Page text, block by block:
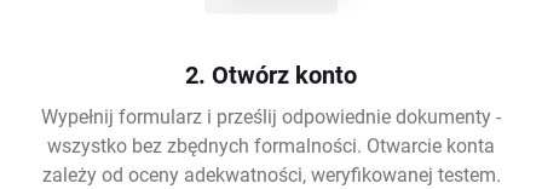
2. Otwórz konto
Wypełnij formularz i prześlij odpowiednie dokumenty -
wszystko bez zbędnych formalności. Otwarcie konta
zależy od oceny adekwatności, weryfikowanej testem.